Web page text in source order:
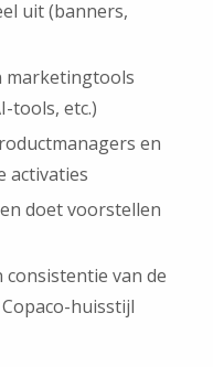
uit (banners,
marketingtools
tools, etc.)
en
activaties
doet voorstellen
consistentie van de
huisstijl